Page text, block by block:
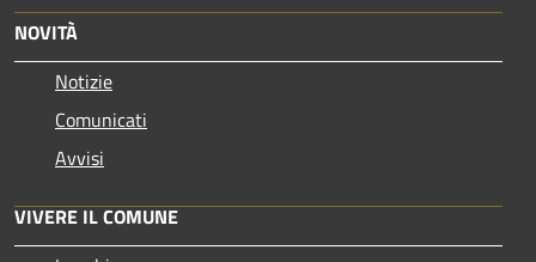
NOVITÀ
Notizie
Comunicati
Avvisi
VIVERE IL COMUNE